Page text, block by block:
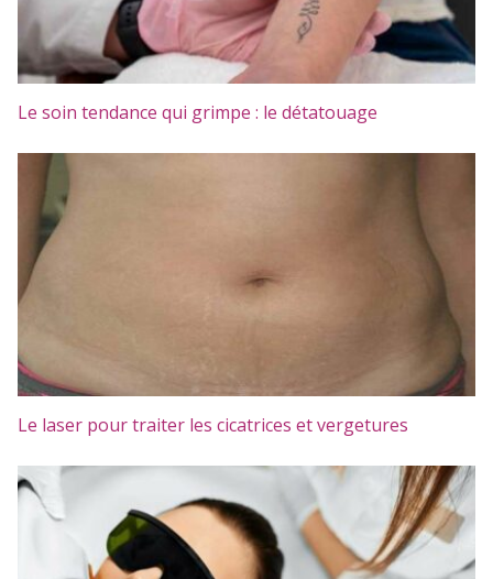
Le soin tendance qui grimpe : le détatouage
Le laser pour traiter les cicatrices et vergetures